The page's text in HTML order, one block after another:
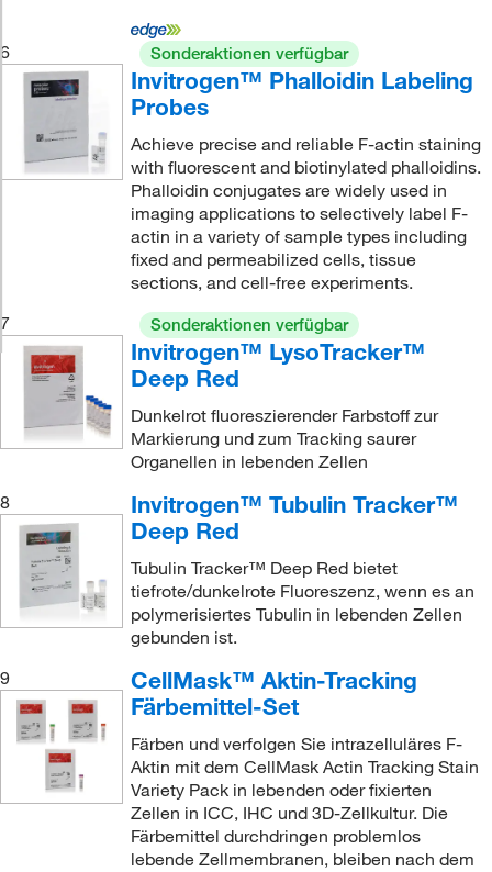
6 Sonderaktionen verfügbar
Invitrogen™ Phalloidin Labeling
Probes
Achieve precise and reliable F-actin staining
with fluorescent and biotinylated phalloidins.
Phalloidin conjugates are widely used in
imaging applications to selectively label F-
actin in a variety of sample types including
fixed and permeabilized cells, tissue
sections, and cell-free experiments.
7
Sonderaktionen verfügbar
Invitrogen™ LysoTracker™
Deep Red
Dunkelrot fluoreszierender Farbstoff zur
Markierung und zum Tracking saurer
Organellen in lebenden Zellen
8
Invitrogen™ Tubulin Tracker™
Deep Red
Tubulin Tracker™ Deep Red bietet
tiefrote/dunkelrote Fluoreszenz, wenn es an
polymerisiertes Tubulin in lebenden Zellen
gebunden ist.
9
CellMask™ Aktin-Tracking
Färbemittel-Set
Färben und verfolgen Sie intrazelluläres F-
Aktin mit dem CellMask Actin Tracking Stain
Variety Pack in lebenden oder fixierten
Zellen in ICC, IHC und 3D-Zellkultur. Die
Färbemittel durchdringen problemlos
lebende Zellmembranen, bleiben nach dem